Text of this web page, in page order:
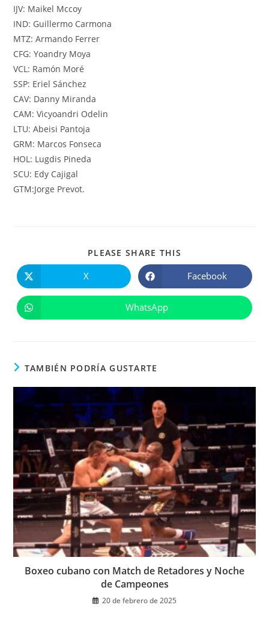
IJV: Maikel Mccoy
IND: Guillermo Carmona
MTZ: Armando Ferrer
CFG: Yoandry Moya
VCL: Ramón Moré
SSP: Eriel Sánchez
CAV: Danny Miranda
CAM: Vicyoandri Odelin
LTU: Abeisi Pantoja
GRM: Marcos Fonseca
HOL: Lugdis Pineda
SCU: Edy Cajigal
GTM:Jorge Prevot.
PLEASE SHARE THIS
abre
en
ventana
X Se
abre
en
ventana
Facebook
Se
abre
WhatsApp
TAMBIÉN PODRÍA GUSTARTE
Boxeo cubano con Match de Retadores y Noche
de Campeones
20 de febrero de 2025